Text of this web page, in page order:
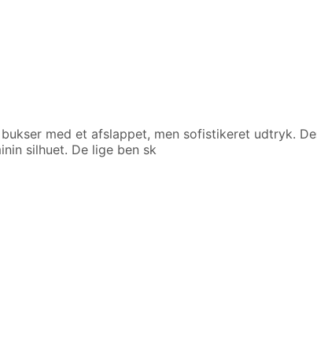
med et afslappet, men sofistikeret udtryk.
silhuet. De lige ben sk